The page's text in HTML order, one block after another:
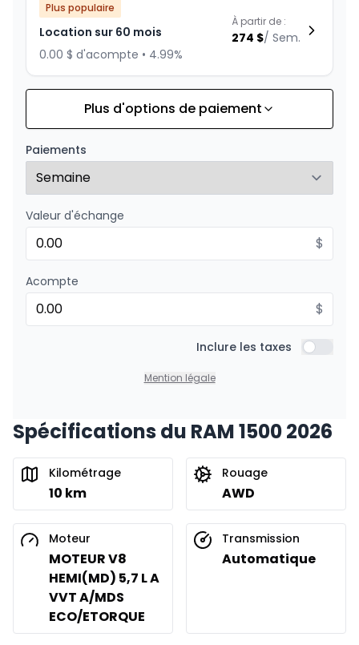
Plus populaire
Location sur 60 mois
0.00 $ d'acompte • 4.99%
À partir de :
274 $/ Sem.
Financement sur 84 mois
0.00 $ d'acompte • 1.99%
À partir de :
Financement sur 72 mois
Financement sur 72 mois
0.00 $ d'acompte • 0%
À partir de :
Financement sur 60 mois
388 $/Sem.
Financement sur 48 mois
0.00 $ d'acompte • 0%
À partir de :
485$/Sem.
Financement sur 36 mois
Financement sur 36 mois
0.00 $ d'acompte • 0%
À partir de :
646$/Sem.
Location sur 54 mois
Plus d'options de paiement
Paiements
Valeur d'échange
$
Acompte
$
Inclure les taxes Inclure
Mention légale
Spécifications du RAM 1500 2026
Kilométrage
10 km
Rouage
AWD
Moteur
MOTEUR V8
HEMI(MD) 5,7 L A
VVT A/MDS
ECO/ETORQUE
Transmission
Automatique